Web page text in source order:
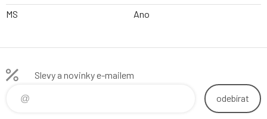
MS
Ano
Slevy a novinky e-mailem
odebírat